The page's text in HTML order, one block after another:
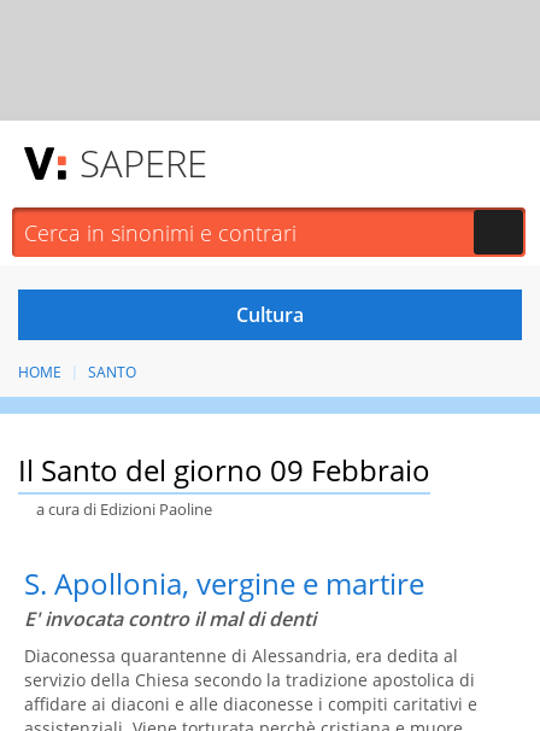
SAPERE
HOME SANTO
Il Santo del giorno 09 Febbraio
a cura di Edizioni Paoline
S. Apollonia, vergine e martire
E' invocata contro il mal di denti
Diaconessa quarantenne di Alessandria, era dedita al
servizio della Chiesa secondo la tradizione apostolica di
affidare ai diaconi e alle diaconesse i compiti caritativi e